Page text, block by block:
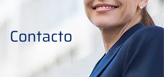
Contacto